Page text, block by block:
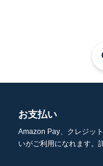
お支払い
Amazon Pay、クレジッ
いがご利用になれます。